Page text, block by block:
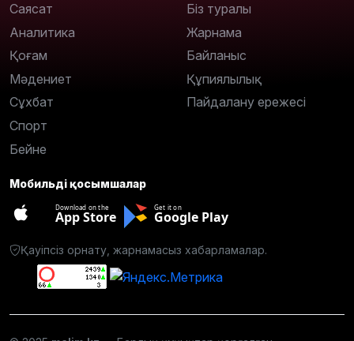
Саясат
Аналитика
Қоғам
Мәдениет
Сұхбат
Спорт
Бейне
Біз туралы
Жарнама
Байланыс
Құпиялылық
Пайдалану ережесі
Мобильді қосымшалар
Download on the
App Store
Get it on
Google Play
Қауіпсіз орнату, жарнамасыз хабарламалар.